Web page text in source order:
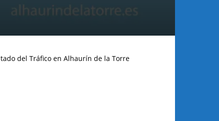
del Tráfico en Alhaurín de la Torre